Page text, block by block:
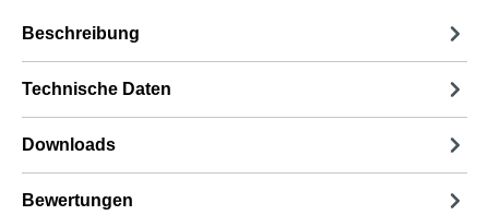
Beschreibung
Technische Daten
Downloads
Bewertungen